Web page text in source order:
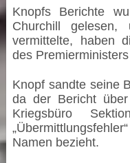
Knopfs Berichte
Churchill
vermittelte, haben
des
Knopf sandte seine
da der Bericht
Kriegsbüro
Namen bezieht.